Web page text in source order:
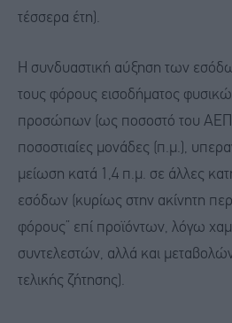
τέσσερα έτη).
Η συνδυαστική αύξηση των
τους φόρους εισοδήματος
προσώπων (ως ποσοστό του
ποσοστιαίες μονάδες (π.μ.),
μείωση κατά 1,4 π.μ. σε άλλες
εσόδων (κυρίως στην ακίνητη
φόρους” επί προϊόντων, λόγω
συντελεστών, αλλά και
τελικής ζήτησης).